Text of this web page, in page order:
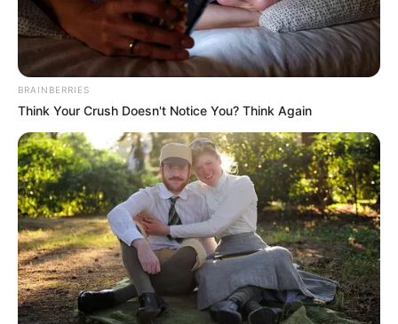
BRAINBERRIES
Think Your Crush Doesn't Notice You? Think Again